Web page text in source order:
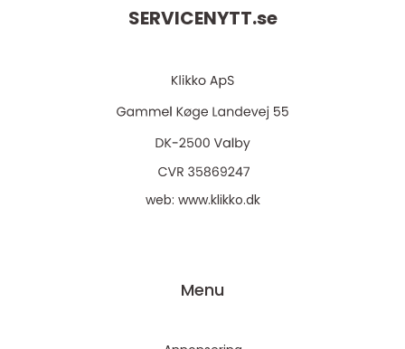
SERVICENYTT.se
web: www.klikko.dk
Menu